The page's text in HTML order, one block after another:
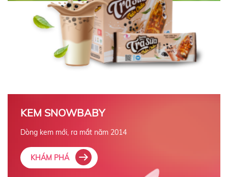
KEM SNOWBABY
Dòng kem mới, ra mắt năm 2014
KHÁM PHÁ